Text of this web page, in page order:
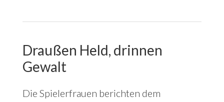
Draußen Held, drinnen
Gewalt
Die Spielerfrauen berichten dem